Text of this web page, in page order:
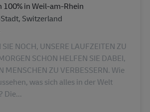
in Weil-am-Rhein
Switzerland
NOCH, UNSERE LAUFZEITEN ZU
SCHON HELFEN SIE DABEI,
MENSCHEN ZU VERBESSERN. Wie
was sich alles in der Welt
Die...